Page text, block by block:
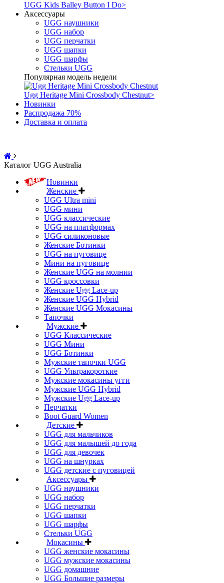
UGG Kids Balley Button I Do>
Аксессуары
UGG наушники
UGG набор
UGG перчатки
UGG шапки
UGG шарфы
Стельки UGG
Популярная модель недели
Ugg Heritage Mini Crossbody Chestnut>
Новинки
Распродажа 70%
Доставка и оплата
Каталог UGG Australia
Новинки
Женские
UGG Ultra mini
UGG мини
UGG классические
UGG на платформах
UGG силиконовые
Женские Ботинки
UGG на пуговице
Мини на пуговице
Женские UGG на молнии
UGG кроссовки
Женские Ugg Lace-up
Женские UGG Hybrid
Женские UGG Мокасины
Тапочки
Мужские
UGG Классические
UGG Мини
UGG Ботинки
Мужские тапочки UGG
UGG Ультракороткие
Мужские мокасины угги
Мужские UGG Hybrid
Мужские Ugg Lace-up
Перчатки
Boot Guard Women
Детские
UGG для мальчиков
UGG для малышей до года
UGG для девочек
UGG на шнурках
UGG детские с пуговицей
Аксессуары
UGG наушники
UGG набор
UGG перчатки
UGG шапки
UGG шарфы
Стельки UGG
Мокасины
UGG женские мокасины
UGG мужские мокасины
UGG домашние
UGG Большие размеры